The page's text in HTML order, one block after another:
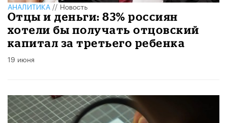
АНАЛИТИКА//Новость
Отцы и деньги: 83% россиян
хотели бы получать отцовский
капитал за третьего ребенка
19 июня